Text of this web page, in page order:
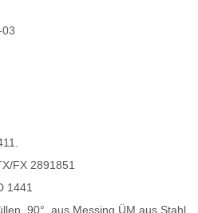
FX 2891851
1441
90°, aus Messing ÜM aus Stahl